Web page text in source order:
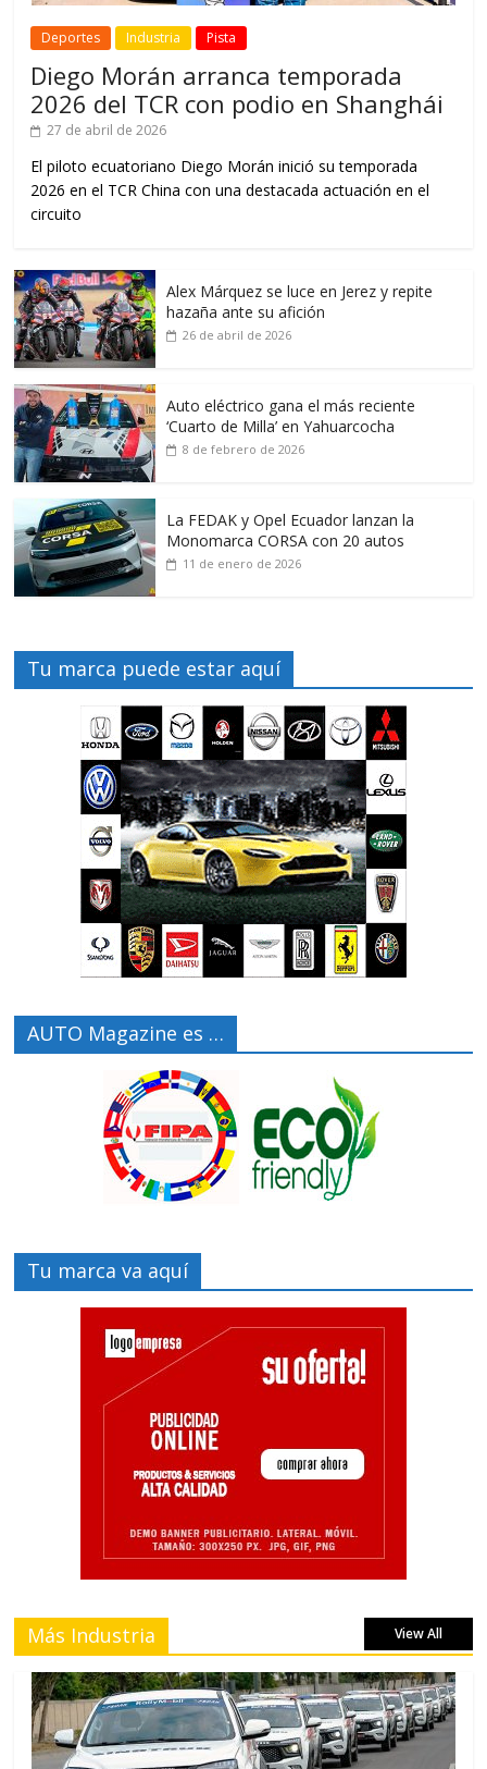
Deportes Industria Pista
Diego Morán arranca temporada
2026 del TCR con podio en Shanghái
27 de abril de 2026
El piloto ecuatoriano Diego Morán inició su temporada
2026 en el TCR China con una destacada actuación en el
circuito
Alex Márquez se luce en Jerez y repite
hazaña ante su afición
26 de abril de 2026
Auto eléctrico gana el más reciente
‘Cuarto de Milla’ en Yahuarcocha
8 de febrero de 2026
La FEDAK y Opel Ecuador lanzan la
Monomarca CORSA con 20 autos
11 de enero de 2026
Tu marca puede estar aquí
AUTO Magazine es …
Tu marca va aquí
Más Industria View All